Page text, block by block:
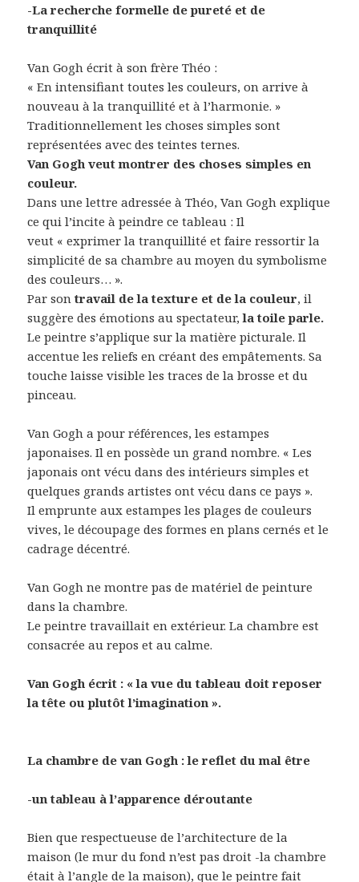
-La recherche formelle de pureté et de
tranquillité
Van Gogh écrit à son frère Théo :
« En intensifiant toutes les couleurs, on arrive à
nouveau à la tranquillité et à l’harmonie. »
Traditionnellement les choses simples sont
représentées avec des teintes ternes.
Van Gogh veut montrer des choses simples en
couleur.
Dans une lettre adressée à Théo, Van Gogh explique
ce qui l’incite à peindre ce tableau : Il
veut « exprimer la tranquillité et faire ressortir la
simplicité de sa chambre au moyen du symbolisme
des couleurs… ».
Par sontravail de la texture et de la couleur, il
suggère des émotions au spectateur,la toile parle.
Le peintre s’applique sur la matière picturale. Il
accentue les reliefs en créant des empâtements. Sa
touche laisse visible les traces de la brosse et du
pinceau.
Van Gogh a pour références, les estampes
japonaises. Il en possède un grand nombre. « Les
japonais ont vécu dans des intérieurs simples et
quelques grands artistes ont vécu dans ce pays ».
Il emprunte aux estampes les plages de couleurs
vives, le découpage des formes en plans cernés et le
cadrage décentré.
Van Gogh ne montre pas de matériel de peinture
dans la chambre.
Le peintre travaillait en extérieur. La chambre est
consacrée au repos et au calme.
Van Gogh écrit : « la vue du tableau doit reposer
la tête ou plutôt l’imagination ».
La chambre de van Gogh : le reflet du mal être
-un tableau à l’apparence déroutante
Bien que respectueuse de l’architecture de la
maison (le mur du fond n’est pas droit -la chambre
était à l’angle de la maison), que le peintre fait